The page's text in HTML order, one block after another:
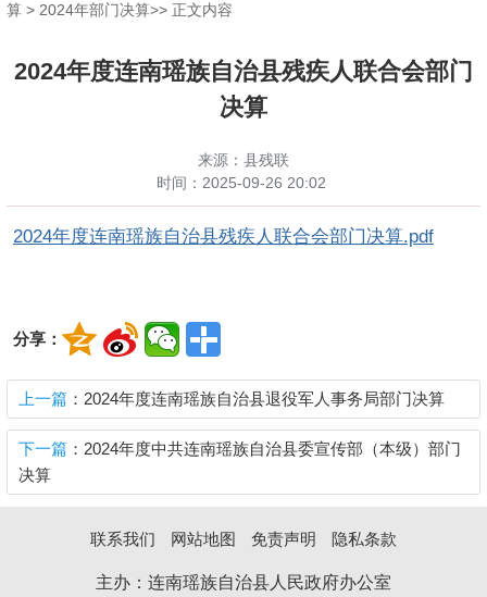
算 > 2024年部门决算>> 正文内容
2024年度连南瑶族自治县残疾人联合会部门
决算
来源：县残联
时间： 2025-09-26 20:02
2024年度连南瑶族自治县残疾人联合会部门决算.pdf
分享：
上一篇 ：2024年度连南瑶族自治县退役军人事务局部门决算
下一篇 ：2024年度中共连南瑶族自治县委宣传部（本级）部门
决算
联系我们 网站地图 免责声明 隐私条款
主办：连南瑶族自治县人民政府办公室